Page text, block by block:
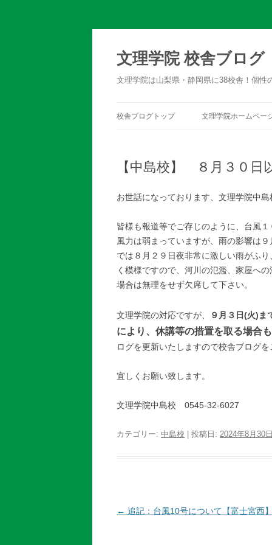
文理学院 校舎ブログ
文理学院は山梨県・静岡県に38校舎！個性
校舎ブログトップ 文理学院ホームペー
【中島校】 ８月３０日
お世話になっております、文理学院中島
皆様も報道等でご存じのように、台風
風力は弱まっていますが、雨の影響は
では８月２９日夜非常に激しい雨がふ
く模様ですので、河川の氾濫、家屋へ
場合は無理をせず欠席して下さい。
文理学院の対応ですが、 ９月３日(火)ま
により、休講等の措置を取る場合も
ログを更新いたしますので校舎ブログを
宜しくお願い致します。
文理学院中島校 0545-32-6027
カテゴリー: 中島校 | 投稿日: 2024年8月30日
投
← 追記：台風10号について【富士宮西】